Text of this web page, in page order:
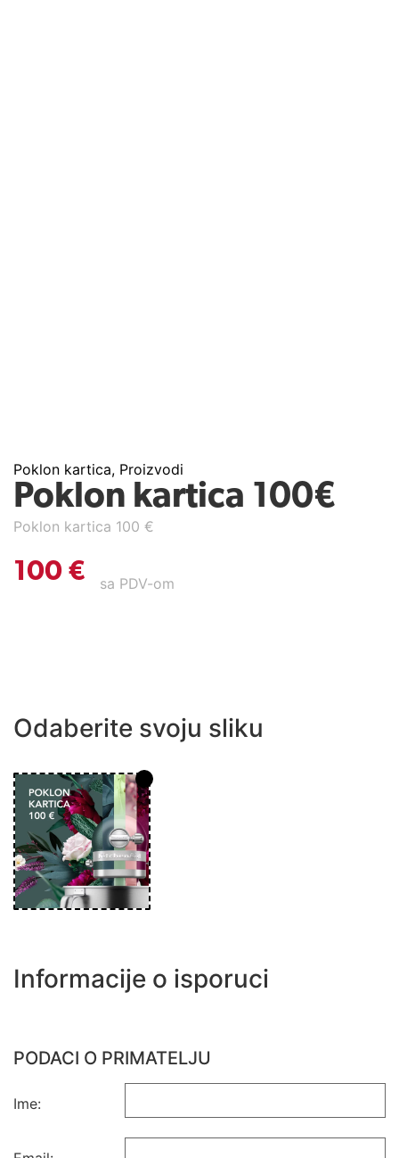
Poklon kartica, Proizvodi
Poklon kartica 100€
Poklon kartica 100 €
100 € sa PDV-om
Odaberite svoju sliku
Informacije o isporuci
PODACI O PRIMATELJU
Ime: